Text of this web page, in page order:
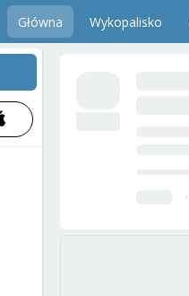
Główna Wykopalisko